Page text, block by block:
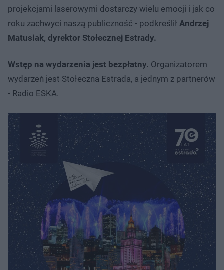
projekcjami laserowymi dostarczy wielu emocji i jak co
roku zachwyci naszą publiczność - podkreślił Andrzej
Matusiak, dyrektor Stołecznej Estrady.
Wstęp na wydarzenia jest bezpłatny. Organizatorem
wydarzeń jest Stołeczna Estrada, a jednym z partnerów
- Radio ESKA.